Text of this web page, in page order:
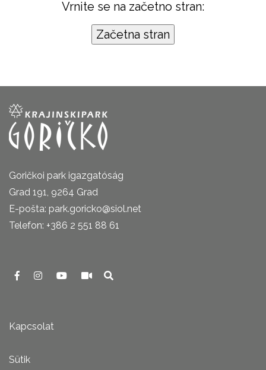
Vrnite se na začetno stran:
Goričkoi park igazgatóság
Grad 191, 9264 Grad
E-pošta: park.goricko@siol.net
Telefon: +386 2 551 88 61
Kapcsolat
Sütik